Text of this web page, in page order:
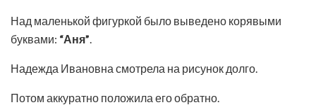
Над маленькой фигуркой было выведено корявыми
буквами: “Аня”.
Надежда Ивановна смотрела на рисунок долго.
Потом аккуратно положила его обратно.